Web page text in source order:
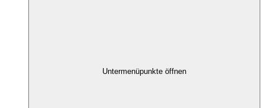
Untermenüpunkte öffnen